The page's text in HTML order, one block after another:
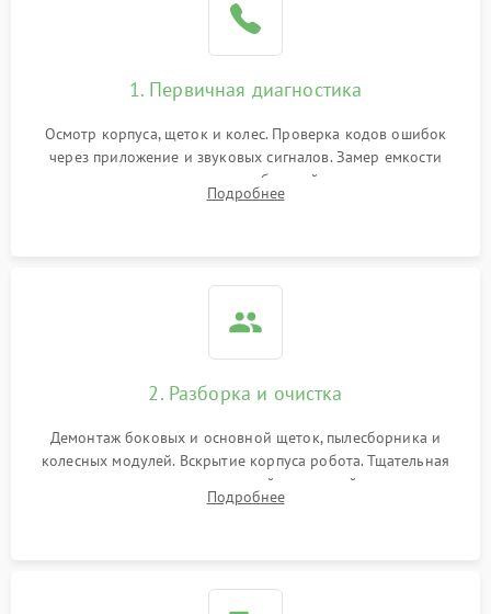
1. Первичная диагностика
Осмотр корпуса, щеток и колес. Проверка кодов ошибок
через приложение и звуковых сигналов. Замер емкости
аккумулятора и тестирование базовой станции зарядки.
Оценка работы лидара, бампера и датчиков падения для
Подробнее
2. Разборка и очистка
Демонтаж боковых и основной щеток, пылесборника и
колесных модулей. Вскрытие корпуса робота. Тщательная
очистка внутренних полостей, шестерней и плат от
скопившейся пыли, волос и шерсти животных с
Подробнее